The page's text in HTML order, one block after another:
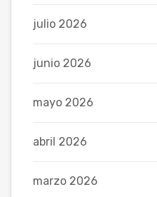
julio 2026
junio 2026
mayo 2026
abril 2026
marzo 2026